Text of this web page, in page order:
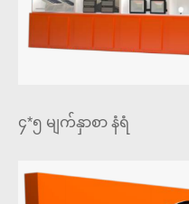
၄*၅ မျက်နှာစာ နံရံ